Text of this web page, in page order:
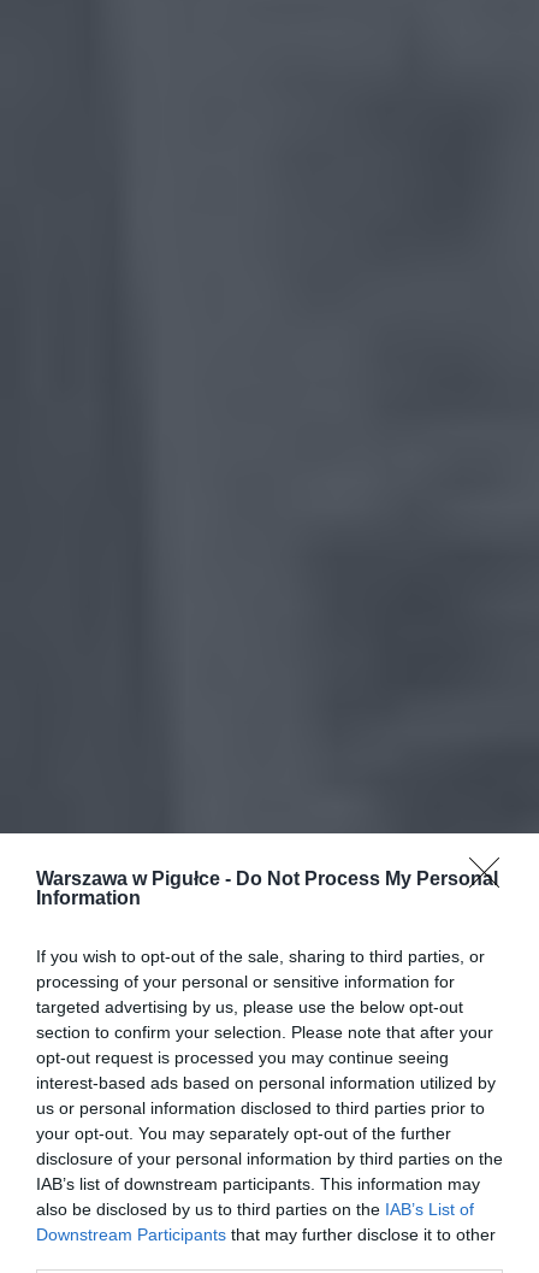
Warszawa w Pigułce - Do Not Process My Personal
Information
If you wish to opt-out of the sale, sharing to third parties, or
processing of your personal or sensitive information for
targeted advertising by us, please use the below opt-out
section to confirm your selection. Please note that after your
opt-out request is processed you may continue seeing
interest-based ads based on personal information utilized by
us or personal information disclosed to third parties prior to
your opt-out. You may separately opt-out of the further
disclosure of your personal information by third parties on the
IAB’s list of downstream participants. This information may
also be disclosed by us to third parties on the IAB’s List of
Downstream Participants that may further disclose it to other